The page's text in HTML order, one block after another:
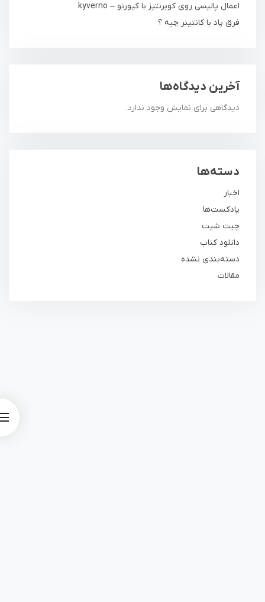
اعمال پالیسی روی کوبرنتیز با کیورنو – kyverno
فرق پاد با کانتینر چیه ؟
آخرین دیدگاه‌ها
دیدگاهی برای نمایش وجود ندارد.
دسته‌ها
اخبار
پادکست‌ها
چیت شیت
دانلود کتاب
دسته‌بندی نشده
مقالات